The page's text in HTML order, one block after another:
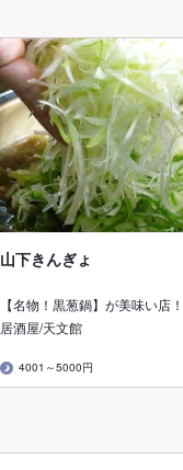
山下きんぎょ
【名物！黒葱鍋】が美味い店
居酒屋/天文館
4001～5000円